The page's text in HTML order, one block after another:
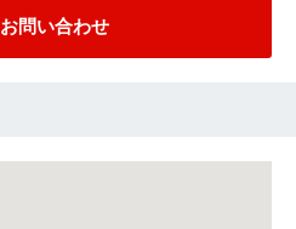
お問い合わせ